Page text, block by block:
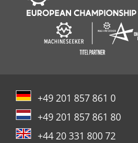
+49 201 857 861 0
+49 201 857 861 80
+44 20 331 800 72